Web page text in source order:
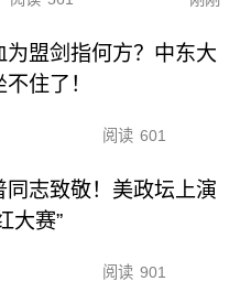
为盟剑指何方？中东大
住了！
阅读 601
同志致敬！美政坛上演
大赛”
阅读 901